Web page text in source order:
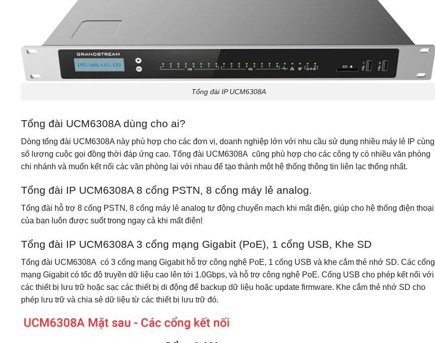
Tổng đài IP UCM6308A
Tổng đài UCM6308A dùng cho ai?
Dòng tổng đài UCM6308A này phù hợp cho các đơn vị, doanh nghiệp lớn với nhu cầu sử dụng nhiều máy lẻ IP cùng
số lượng cuộc gọi đồng thời đáp ứng cao. Tổng đài UCM6308A cũng phù hợp cho các công ty có nhiều văn phòng
chi nhánh và muốn kết nối các văn phòng lại với nhau để tạo thành một hệ thống thông tin liên lạc thống nhất.
Tổng đài IP UCM6308A 8 cổng PSTN, 8 cổng máy lẻ analog.
Tổng đài hỗ trợ 8 cổng PSTN, 8 cổng máy lẻ analog tự động chuyển mạch khi mất điện, giúp cho hệ thống điện thoại
của bạn luôn được suốt trong ngay cả khi mất điện!
Tổng đài IP UCM6308A 3 cổng mạng Gigabit (PoE), 1 cổng USB, Khe SD
Tổng đài UCM6308A có 3 cổng mạng Gigabit hỗ trợ công nghệ PoE, 1 cổng USB và khe cắm thẻ nhớ SD. Các cổng
mạng Gigabit có tốc độ truyền dữ liệu cao lên tới 1.0Gbps, và hỗ trợ công nghệ PoE. Cổng USB cho phép kết nối với
các thiết bị lưu trữ hoặc sạc các thiết bị di động để backup dữ liệu hoặc update firmware. Khe cắm thẻ nhớ SD cho
phép lưu trữ và chia sẻ dữ liệu từ các thiết bị lưu trữ đó.